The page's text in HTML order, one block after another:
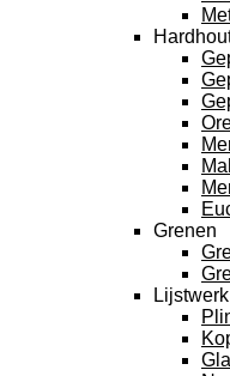
Grenen
Lijstwerk